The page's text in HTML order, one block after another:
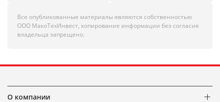
Все опубликованные материалы являются собственностью
ООО МакоТехИнвест, копирование информации без согласия
владельца запрещено.
О компании